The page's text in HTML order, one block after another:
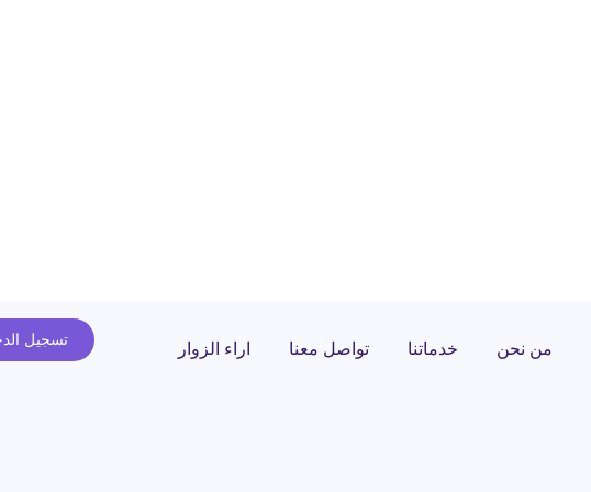
تسجيل من نحن خدماتنا تواصل معنا اراء الزوار